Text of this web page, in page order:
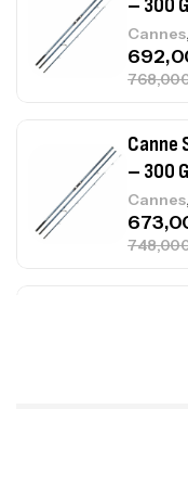
– 300 G
Cannes
Canne
Cannes